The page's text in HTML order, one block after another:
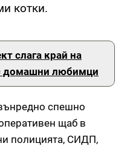
котки.
слага край на
домашни любимци
спешно
щаб в
полицията, СИДП,